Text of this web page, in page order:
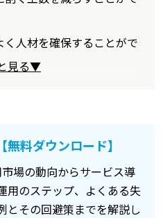
く人材を確保することがで
見る▼
【無料ダウンロード】
場の動向からサービス導
用のステップ、よくある失
とその回避策までを解説し